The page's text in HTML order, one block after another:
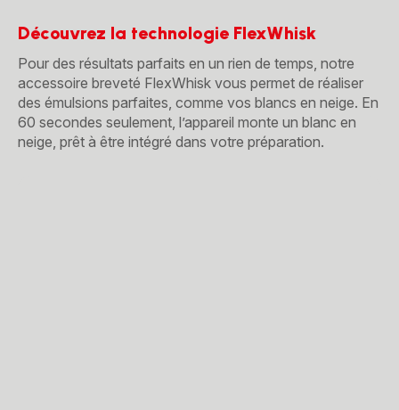
Découvrez la technologie FlexWhisk
Pour des résultats parfaits en un rien de temps, notre
accessoire breveté FlexWhisk vous permet de réaliser
des émulsions parfaites, comme vos blancs en neige. En
60 secondes seulement, l’appareil monte un blanc en
neige, prêt à être intégré dans votre préparation.